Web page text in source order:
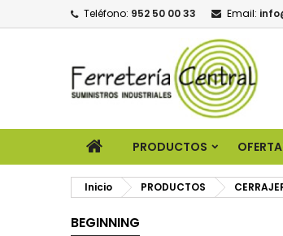
Teléfono: 952 50 00 33 Email:
PRODUCTOS
Inicio PRODUCTOS
BEGINNING